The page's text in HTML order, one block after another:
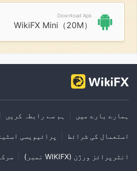
Download Apk
WikiFX Mini（20M）
ہمارے بارے میں ہم سے رابطہ کریں
استعمال کی شرائط پرائیویسی
انٹرپرائز ورژن (WIKIFX نمبر)